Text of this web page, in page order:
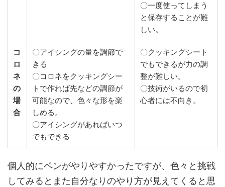
〇一度使ってしまう
と保存することが難
しい。
コ
ロ
ネ
の
場
合
〇アイシングの量を調節で
きる
〇コロネをクッキングシー
トで作れば先などの調節が
可能なので、色々な形を楽
しめる。
〇アイシングがあればいつ
でもできる
〇クッキングシート
でもできるが力の調
整が難しい。
〇技術がいるので初
心者には不向き。
個人的にペンがやりやすかったですが、色々と挑戦
してみるとまた自分なりのやり方が見えてくると思